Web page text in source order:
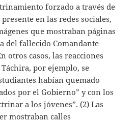
forzado a través de
en las redes sociales,
que mostraban páginas
del fallecido Comandante
otros casos, las reacciones
por ejemplo, se
habían quemado
por el Gobierno” y con los
a los jóvenes”. (2) Las
mostraban calles